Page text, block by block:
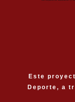
Este
Deporte, a